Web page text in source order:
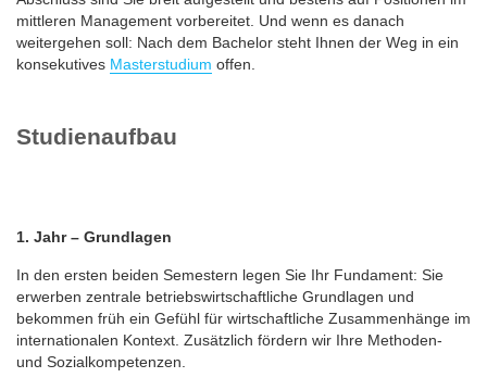
mittleren Management vorbereitet. Und wenn es danach
weitergehen soll: Nach dem Bachelor steht Ihnen der Weg in ein
konsekutives Masterstudium offen.
Studienaufbau
1. Jahr – Grundlagen
In den ersten beiden Semestern legen Sie Ihr Fundament: Sie
erwerben zentrale betriebswirtschaftliche Grundlagen und
bekommen früh ein Gefühl für wirtschaftliche Zusammenhänge im
internationalen Kontext. Zusätzlich fördern wir Ihre Methoden-
und Sozialkompetenzen.